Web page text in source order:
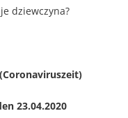
dziewczyna?
23.04.2020